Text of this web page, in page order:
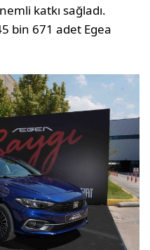
katkı sağladı.
bin 671 adet Egea